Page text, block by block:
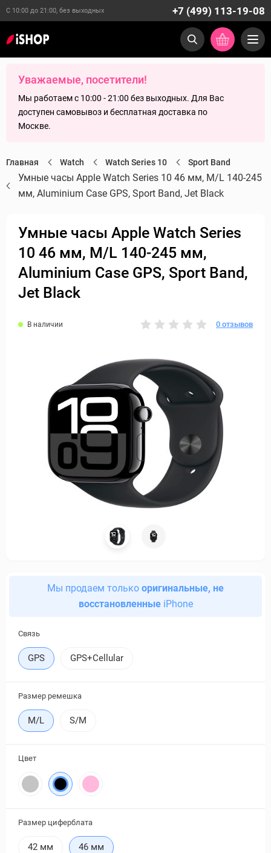
С 10:00 до 21:00, без выходных +7 (499) 113-19-08
Уважаемые, посетители!
Мы работаем с 10:00 - 21:00 без выходных. Для Вас
доступен самовывоз и бесплатная доставка по
Москве.
Главная Watch Watch Series 10 Sport Band
Умные часы Apple Watch Series 10 46 мм, M/L 140-245
мм, Aluminium Case GPS, Sport Band, Jet Black
Умные часы Apple Watch Series
10 46 мм, M/L 140-245 мм,
Aluminium Case GPS, Sport Band,
Jet Black
В наличии 0 отзывов
Мы продаем только оригинальные, не
восстановленныеiPhone
Связь
GPS GPS+Cellular
Размер ремешка
M/L S/M
Цвет
Размер циферблата
42 мм 46 мм